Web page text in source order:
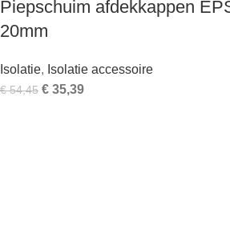
Piepschuim afdekkappen
20mm
Isolatie, Isolatie accessoire
€54,45 € 35,39